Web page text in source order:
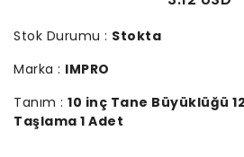
Stok Durumu : Stokta
Marka : IMPRO
Tanım : 10 inç Tane Büyüklüğü
Taşlama 1 Adet